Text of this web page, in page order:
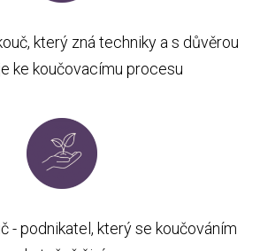
který zná techniky a s důvěrou
ke koučovacímu procesu
- podnikatel, který se koučováním